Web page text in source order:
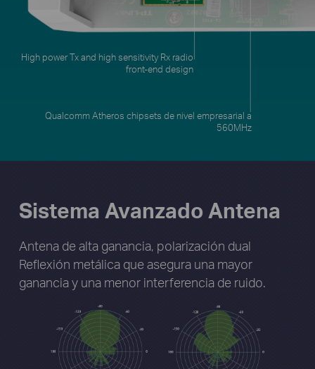
Qualcomm Atheros chipsets de nivel empresarial a
560MHz
Sistema Avanzado Antena
Antena de alta ganancia, polarización dual
Reflexión metálica que asegura una mayor
gananciay una menor interferencia de ruido.